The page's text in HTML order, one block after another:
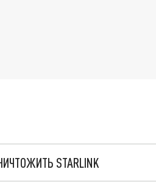
STARLINK